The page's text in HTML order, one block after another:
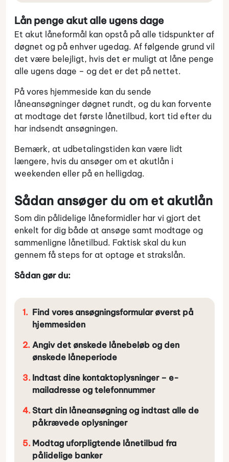
Lån penge akut alle ugens dage
Et akut låneformål kan opstå på alle tidspunkter af
døgnet og på enhver ugedag. Af følgende grund vil
det være belejligt, hvis det er muligt at låne penge
alle ugens dage – og det er det på nettet.
På vores hjemmeside kan du sende
låneansøgninger døgnet rundt, og du kan forvente
at modtage det første lånetilbud, kort tid efter du
har indsendt ansøgningen.
Bemærk, at udbetalingstiden kan være lidt
længere, hvis du ansøger om et akutlån i
weekenden eller på en helligdag.
Sådan ansøger du om et akutlån
Som din pålidelige låneformidler har vi gjort det
enkelt for dig både at ansøge samt modtage og
sammenligne lånetilbud. Faktisk skal du kun
gennem få steps for at optage et strakslån.
Sådan gør du:
Find vores ansøgningsformular øverst på
hjemmesiden
Angiv det ønskede lånebeløb og den
ønskede låneperiode
Indtast dine kontaktoplysninger – e-
mailadresse og telefonnummer
Start din låneansøgning og indtast alle de
påkrævede oplysninger
Modtag uforpligtende lånetilbud fra
pålidelige banker